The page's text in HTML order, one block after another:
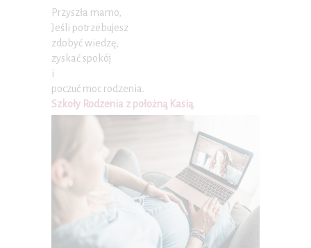
Przyszła mamo,
Jeśli potrzebujesz
zdobyć wiedzę,
zyskać spokój
i
poczuć moc rodzenia.
Szkoły Rodzenia z położną Kasią.